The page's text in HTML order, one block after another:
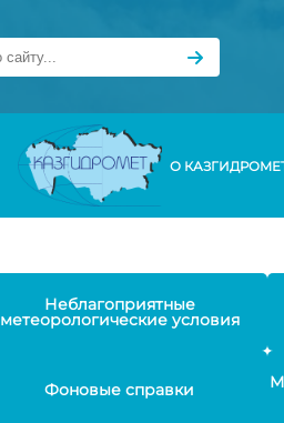
О
Неблагоприятные
метеорологические условия
Фоновые справки